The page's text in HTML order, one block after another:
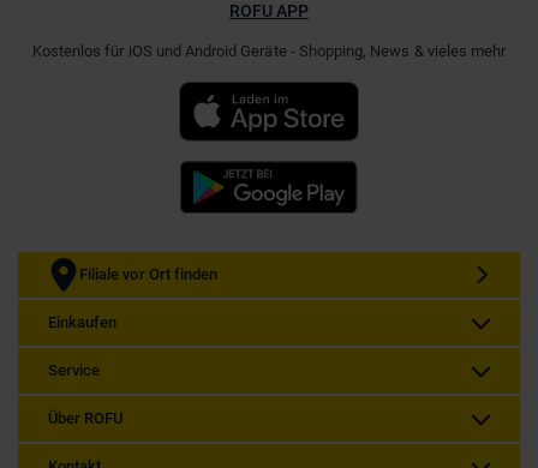
ROFU APP
Kostenlos für iOS und Android Geräte - Shopping, News & vieles mehr
Filiale vor Ort finden
Einkaufen
Service
Über ROFU